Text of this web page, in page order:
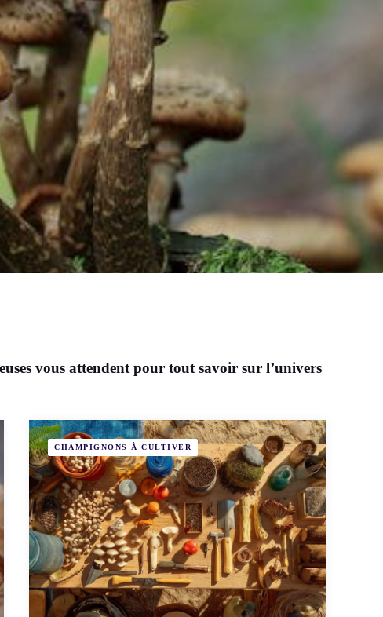
vous attendent pour tout savoir sur l’univers
CHAMPIGNONS À CULTIVER